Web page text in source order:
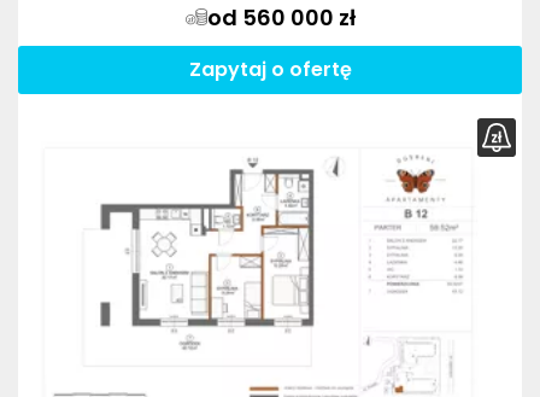
od 560 000 zł
Zapytaj o ofertę